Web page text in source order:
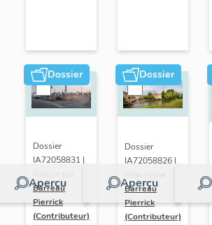
le-
Rotrou
Dossier
Aperçu
Dossier
IA72058831 |
Barreau
Pierrick
(Contributeur)
Dossier
Aperçu
Dossier
IA72058826 |
Barreau
Pierrick
(Contributeur)